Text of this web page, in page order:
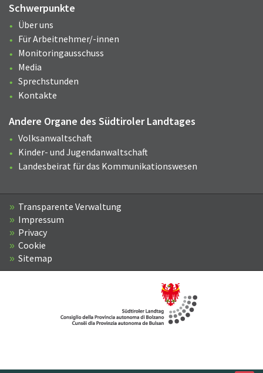
Schwerpunkte
Über uns
Für Arbeitnehmer/-innen
Monitoringausschuss
Media
Sprechstunden
Kontakte
Andere Organe des Südtiroler Landtages
Volksanwaltschaft
Kinder- und Jugendanwaltschaft
Landesbeirat für das Kommunikationswesen
Transparente Verwaltung
Impressum
Privacy
Cookie
Sitemap